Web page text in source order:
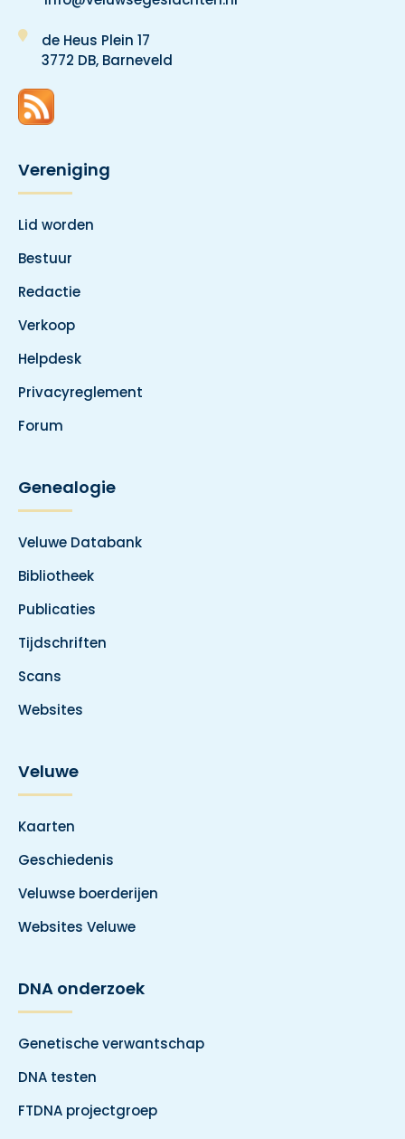
de Heus Plein 17
3772 DB, Barneveld
Vereniging
Lid worden
Bestuur
Redactie
Verkoop
Helpdesk
Privacyreglement
Forum
Genealogie
Veluwe Databank
Bibliotheek
Publicaties
Tijdschriften
Scans
Websites
Veluwe
Kaarten
Geschiedenis
Veluwse boerderijen
Websites Veluwe
DNA onderzoek
Genetische verwantschap
DNA testen
FTDNA projectgroep